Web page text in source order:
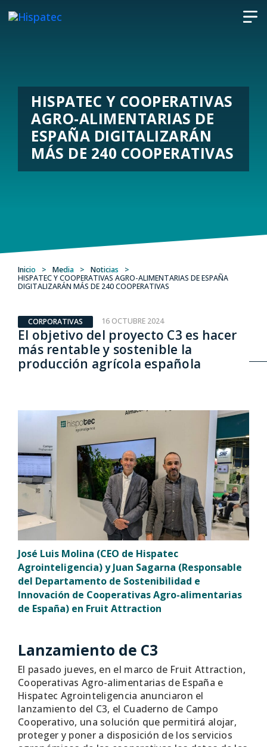
HISPATEC Y COOPERATIVAS
AGRO-ALIMENTARIAS DE
ESPAÑA DIGITALIZARÁN
MÁS DE 240 COOPERATIVAS
Inicio > Media > Noticias
>
HISPATEC Y COOPERATIVAS AGRO-ALIMENTARIAS DE ESPAÑA
DIGITALIZARÁN MÁS DE 240 COOPERATIVAS
CORPORATIVAS 16 OCTUBRE 2024
El objetivo del proyecto C3 es hacer
más rentable y sostenible la
producción agrícola española
José Luis Molina (CEO de Hispatec
Agrointeligencia) y Juan Sagarna (Responsable
del Departamento de Sostenibilidad e
Innovación de Cooperativas Agro-alimentarias
de España) en Fruit Attraction
Lanzamiento de C3
El pasado jueves, en el marco de Fruit Attraction,
Cooperativas Agro-alimentarias de España e
Hispatec Agrointeligencia anunciaron el
lanzamiento del C3, el Cuaderno de Campo
Cooperativo, una solución que permitirá alojar,
proteger y poner a disposición de los servicios